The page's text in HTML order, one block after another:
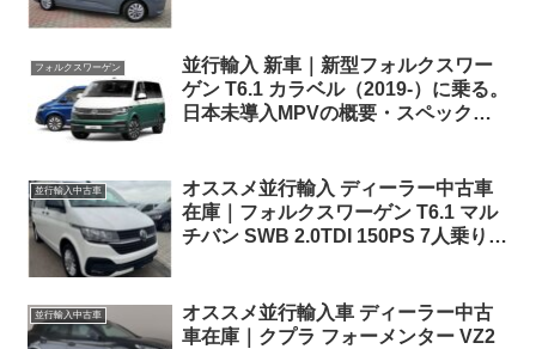
フォルクスワーゲン
並行輸入 新車｜新型フォルクスワー
ゲン T6.1 カラベル（2019-）に乗る。
日本未導入MPVの概要・スペック・
並行輸入中古車
オススメ並行輸入 ディーラー中古車
在庫｜フォルクスワーゲン T6.1 マル
チバン SWB 2.0TDI 150PS 7人乗り
並行輸入中古車
オススメ並行輸入車 ディーラー中古
車在庫｜クプラ フォーメンター VZ2